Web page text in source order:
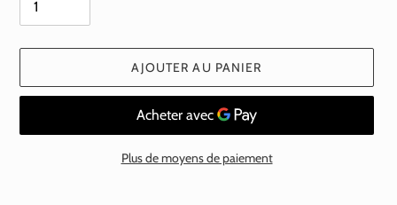
AJOUTER AU PANIER
Plus de moyens de paiement